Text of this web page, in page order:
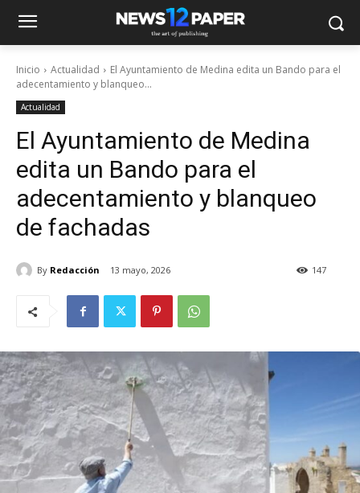
Inicio Actualidad
El Ayuntamiento de Medina edita un Bando para el
adecentamiento y blanqueo...
Actualidad
El Ayuntamiento de Medina
edita un Bando para el
adecentamiento y blanqueo
de fachadas
By Redacción 13 mayo, 2026 147